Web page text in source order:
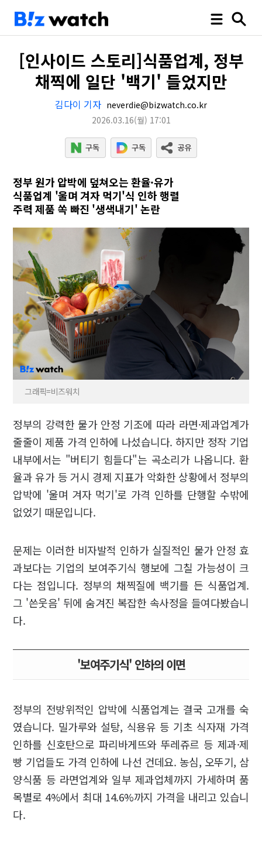
[인사이드 스토리]식품업계, 정부
채찍에 일단 '백기' 들었지만
김다이 기자 neverdie@bizwatch.co.kr
2026.03.16(월) 17:01
정부 원가 압박에 덮쳐오는 환율·유가
식품업계 '울며 겨자 먹기'식 인하 행렬
주력 제품 쏙 빠진 '생색내기' 논란
그래픽=비즈워치
정부의 강력한 물가 안정 기조에 따라 라면·제과업계가
줄줄이 제품 가격 인하에 나섰습니다. 하지만 정작 기업
내부에서는 "버티기 힘들다"는 곡소리가 나옵니다. 환
율과 유가 등 거시 경제 지표가 악화한 상황에서 정부의
압박에 '울며 겨자 먹기'로 가격 인하를 단행할 수밖에
없었기 때문입니다.
문제는 이러한 비자발적 인하가 실질적인 물가 안정 효
과보다는 기업의 보여주기식 행보에 그칠 가능성이 크
다는 점입니다. 정부의 채찍질에 백기를 든 식품업계.
그 '쓴웃음' 뒤에 숨겨진 복잡한 속사정을 들여다봤습니
다.
'보여주기식' 인하의 이면
정부의 전방위적인 압박에 식품업계는 결국 고개를 숙
였습니다. 밀가루와 설탕, 식용유 등 기초 식자재 가격
인하를 신호탄으로 파리바게뜨와 뚜레쥬르 등 제과·제
빵 기업들도 가격 인하에 나선 건데요. 농심, 오뚜기, 삼
양식품 등 라면업계와 일부 제과업체까지 가세하며 품
목별로 4%에서 최대 14.6%까지 가격을 내리고 있습니
다.